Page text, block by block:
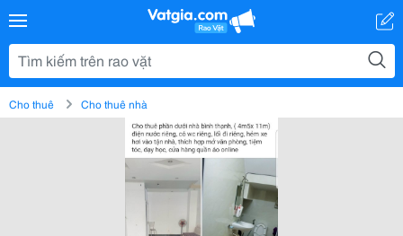
Cho thuê Cho thuê nhà